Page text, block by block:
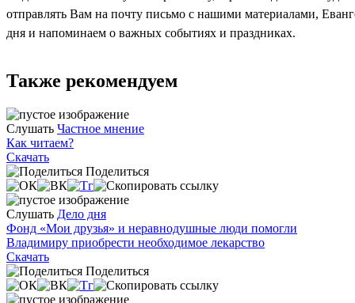
отправлять Вам на почту письмо с нашими материалами,
дня и напоминаем о важных событиях и праздниках.
Также рекомендуем
Слушать Частное мнение
Как читаем?
Скачать
Поделиться
Слушать Дело дня
Фонд «Мои друзья» и неравнодушные люди помогли
Владимиру приобрести необходимое лекарство
Скачать
Поделиться